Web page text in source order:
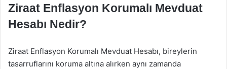
Ziraat Enflasyon Korumalı Mevduat
Hesabı Nedir?
Ziraat Enflasyon Korumalı Mevduat Hesabı, bireylerin
tasarruflarını koruma altına alırken aynı zamanda